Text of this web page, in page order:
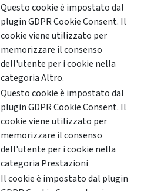
Questo cookie è impostato dal
plugin GDPR Cookie Consent. Il
cookie viene utilizzato per
memorizzare il consenso
dell'utente per i cookie nella
categoria Altro.
Questo cookie è impostato dal
plugin GDPR Cookie Consent. Il
cookie viene utilizzato per
memorizzare il consenso
dell'utente per i cookie nella
categoria Prestazioni
Il cookie è impostato dal plugin